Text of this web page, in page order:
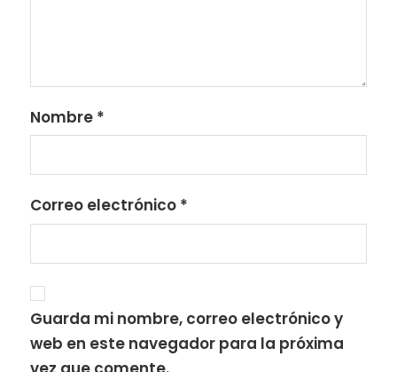
Nombre *
Correo electrónico *
Guarda mi nombre, correo electrónico y
web en este navegador para la próxima